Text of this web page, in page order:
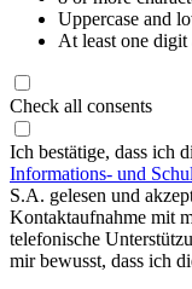
Uppercase and
At least one digit
Check all consents
Ich bestätige, dass ich
Informations- und
S.A. gelesen und
Kontaktaufnahme mit
telefonische
mir bewusst, dass ich